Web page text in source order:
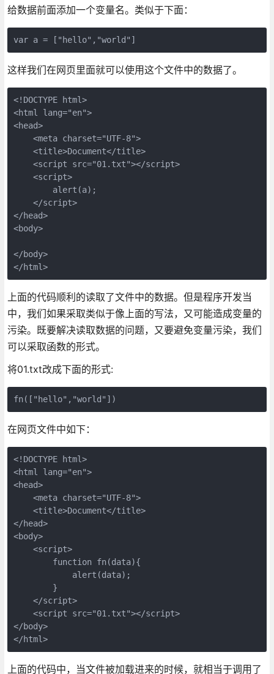
给数据前面添加一个变量名。类似于下面：
var a = ["hello","world"]
这样我们在网页里面就可以使用这个文件中的数据了。
<!DOCTYPE html>
<html lang="en">
<head>
    <meta charset="UTF-8">
    <title>Document</title>
    <script src="01.txt"></script>
    <script>
        alert(a);
    </script>
</head>
<body>
</body>
</html>
上面的代码顺利的读取了文件中的数据。但是程序开发当
中，我们如果采取类似于像上面的写法，又可能造成变量的
污染。既要解决读取数据的问题，又要避免变量污染，我们
可以采取函数的形式。
将01.txt改成下面的形式:
fn(["hello","world"])
在网页文件中如下：
<!DOCTYPE html>
<html lang="en">
<head>
    <meta charset="UTF-8">
    <title>Document</title>
</head>
<body>
    <script>
        function fn(data){
            alert(data);
        }
    </script>
    <script src="01.txt"></script>
</body>
</html>
上面的代码中，当文件被加载进来的时候，就相当于调用了